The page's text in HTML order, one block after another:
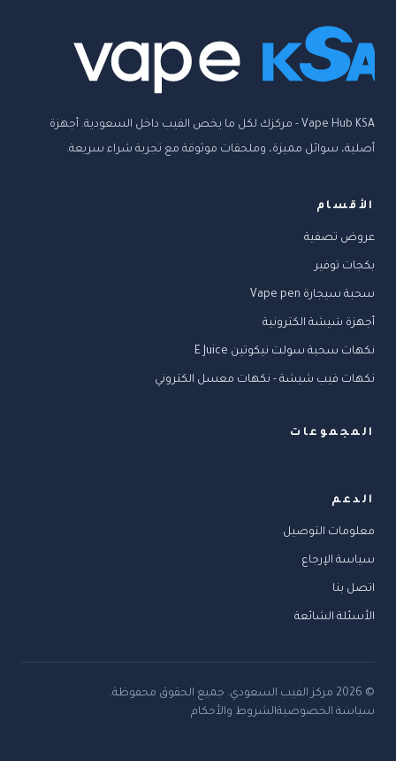
Vape Hub KSA - مركزك لكل ما يخص الفيب داخل السعودية. أجهزة
أصلية، سوائل مميزة، وملحقات موثوقة مع تجربة شراء سريعة.
الأقسام
عروض تصفية
بكجات توفير
سحبة سيجارة Vape pen
أجهزة شيشة الكترونية
نكهات سحبة سولت نيكوتين E Juice
نكهات فيب شيشة - نكهات معسل الكتروني
المجموعات
الدعم
معلومات التوصيل
سياسة الإرجاع
اتصل بنا
الأسئلة الشائعة
©
2026 مركز الفيب السعودي. جميع الحقوق محفوظة.
سياسة الخصوصيةالشروط والأحكام